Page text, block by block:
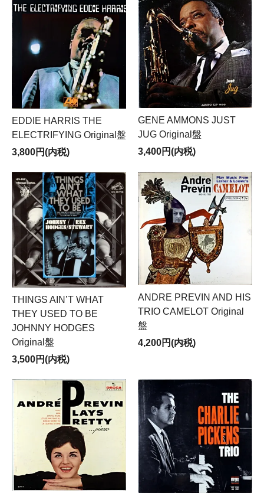
EDDIE HARRIS THE
ELECTRIFYING Original盤
3,800円(内税)
GENE AMMONS JUST
JUG Original盤
3,400円(内税)
THINGS AIN’T WHAT
THEY USED TO BE
JOHNNY HODGES
Original盤
3,500円(内税)
ANDRE PREVIN AND HIS
TRIO CAMELOT Original
盤
4,200円(内税)